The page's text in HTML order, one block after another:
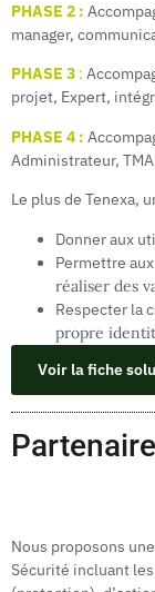
PHASE 2 :
manager,
PHASE 3 :
projet, Expert,
PHASE 4 :
Administrateur,
Le plus de Tenexa,
Donner aux
Permettre
réaliser des
Respecter la
propre
Voir la fiche
Nous proposons
Sécurité incluant